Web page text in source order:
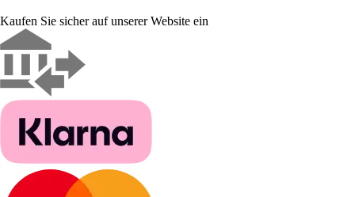
Kaufen Sie sicher auf unserer Website ein